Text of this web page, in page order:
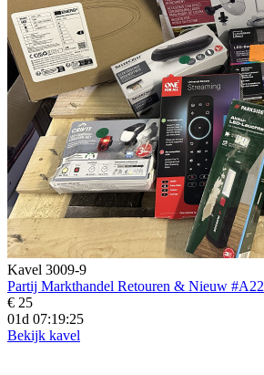
Kavel 3009-9
Partij Markthandel Retouren & Nieuw #A22
€ 25
01d 07:19:23
Bekijk kavel